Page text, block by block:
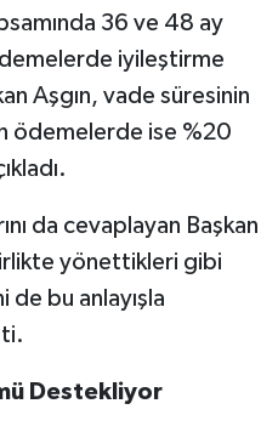
36 ve 48 ay
iyileştirme
Aşgın, vade süresinin
ödemelerde ise %20
da cevaplayan Başkan
yönettikleri gibi
de bu anlayışla
Destekliyor